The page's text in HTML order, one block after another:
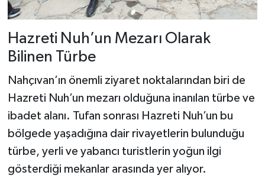
Hazreti Nuh’un Mezarı Olarak
Bilinen Türbe
Nahçıvan’ın önemli ziyaret noktalarından biri de
Hazreti Nuh’un mezarı olduğuna inanılan türbe ve
ibadet alanı. Tufan sonrası Hazreti Nuh’un bu
bölgede yaşadığına dair rivayetlerin bulunduğu
türbe, yerli ve yabancı turistlerin yoğun ilgi
gösterdiği mekanlar arasında yer alıyor.